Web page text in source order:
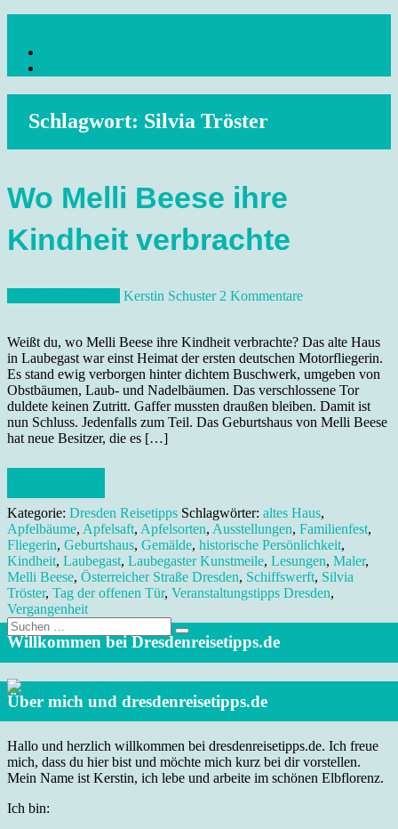
content
Reisetipps Dresden, Sehenswürdigkeiten, Ausflugsziele Sachsen,
Schlagwort: Silvia Tröster
Wo Melli Beese ihre
Kindheit verbrachte
Kerstin Schuster 2 Kommentare
Weißt du, wo Melli Beese ihre Kindheit verbrachte? Das alte Haus
in Laubegast war einst Heimat der ersten deutschen Motorfliegerin.
Es stand ewig verborgen hinter dichtem Buschwerk, umgeben von
Obstbäumen, Laub- und Nadelbäumen. Das verschlossene Tor
duldete keinen Zutritt. Gaffer mussten draußen bleiben. Damit ist
nun Schluss. Jedenfalls zum Teil. Das Geburtshaus von Melli Beese
hat neue Besitzer, die es […]
Kategorie: Dresden Reisetipps Schlagwörter: altes Haus,
Apfelbäume, Apfelsaft, Apfelsorten, Ausstellungen, Familienfest,
Fliegerin, Geburtshaus, Gemälde, historische Persönlichkeit,
Kindheit, Laubegast, Laubegaster Kunstmeile, Lesungen, Maler,
Melli Beese, Österreicher Straße Dresden, Schiffswerft, Silvia
Tröster, Tag der offenen Tür, Veranstaltungstipps Dresden,
Vergangenheit
Suche
nach:
Willkommen bei Dresdenreisetipps.de
Über mich und dresdenreisetipps.de
Hallo und herzlich willkommen bei dresdenreisetipps.de. Ich freue
mich, dass du hier bist und möchte mich kurz bei dir vorstellen.
Mein Name ist Kerstin, ich lebe und arbeite im schönen Elbflorenz.
Ich bin: